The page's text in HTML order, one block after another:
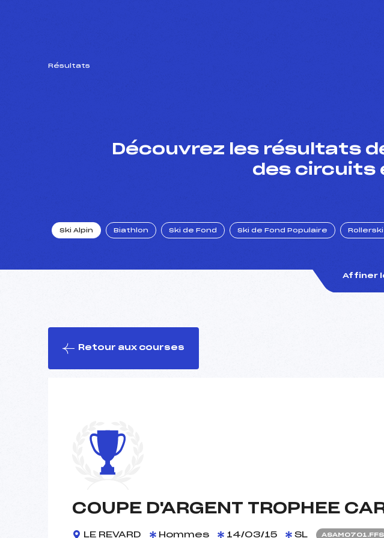
Résultats
Découvrez les résultats
des circuits
Ski Alpin Biathlon Ski de Fond Ski de Fond Populaire Rollerski
Affiner
Retour aux courses
COUPE D'ARGENT TROPHEE
LE REVARD Hommes 14/03/15 SL ASAM0701.FFS